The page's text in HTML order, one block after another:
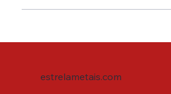
estrelametais.com